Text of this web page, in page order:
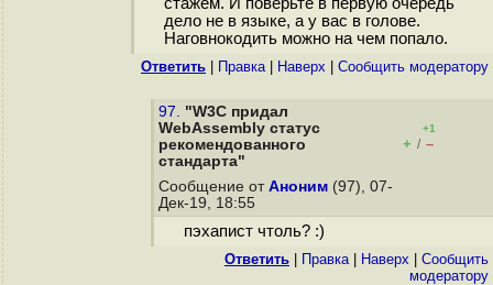
стажем. И поверьте в первую очередь
дело не в языке, а у вас в голове.
Наговнокодить можно на чем попало.
Ответить Правка| Наверх Cообщить модератору
97. "W3C придал
WebAssembly статус
рекомендованного
стандарта"
+1
+ / –
Сообщение от Аноним (97), 07-
Дек-19, 18:55
пэхапист чтоль? :)
Ответить Правка| Наверх
Cообщить
модератору